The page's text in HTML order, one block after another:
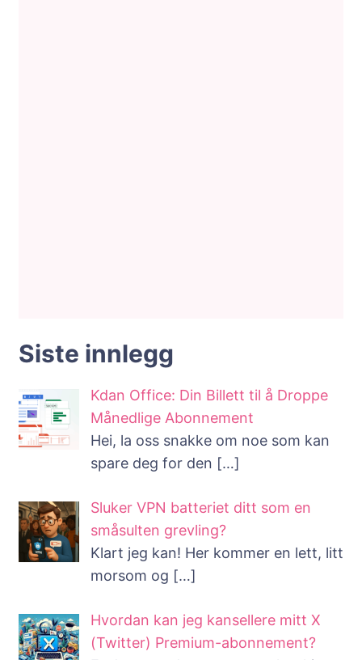
Siste innlegg
Kdan Office: Din Billett til å Droppe
Månedlige Abonnement
Hei, la oss snakke om noe som kan
spare deg for den […]
Sluker VPN batteriet ditt som en
småsulten grevling?
Klart jeg kan! Her kommer en lett, litt
morsom og […]
Hvordan kan jeg kansellere mitt X
(Twitter) Premium-abonnement?